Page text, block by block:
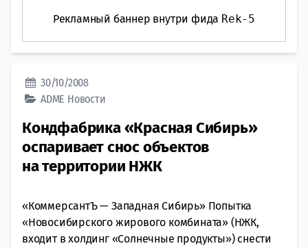
Рекламный баннер внутри фида Rek-5
30/10/2008
ADME Новости
Кондфабрика «Красная Сибирь»
оспаривает снос объектов
на территории НЖК
«КоммерсантЪ — Западная Сибирь» Попытка
«Новосибирского жирового комбината» (НЖК,
входит в холдинг «Солнечные продукты») снести